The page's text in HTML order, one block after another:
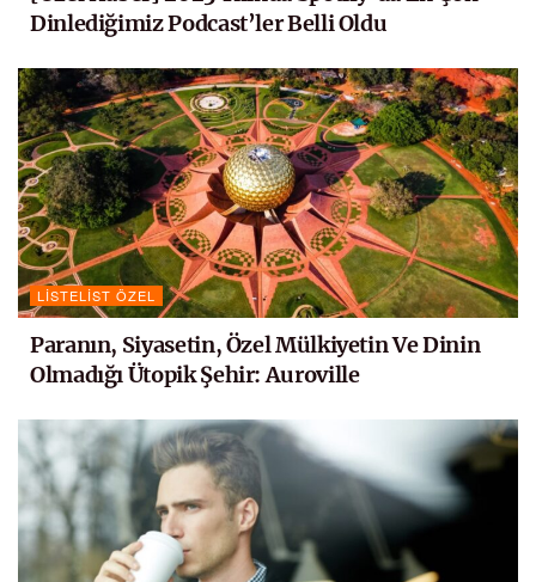
Dinlediğimiz Podcast’ler Belli Oldu
LISTELIST ÖZEL
Paranın, Siyasetin, Özel Mülkiyetin Ve Dinin
Olmadığı Ütopik Şehir: Auroville